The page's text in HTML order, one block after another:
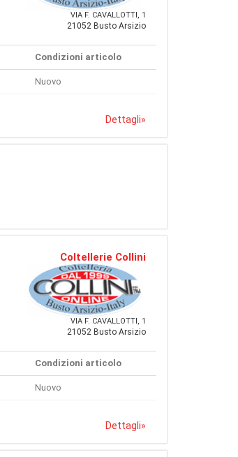
VIA F. CAVALLOTTI, 1
21052 Busto Arsizio
Condizioni articolo
Nuovo
Dettagli»
Coltellerie Collini
VIA F. CAVALLOTTI, 1
21052 Busto Arsizio
Condizioni articolo
Nuovo
Dettagli»